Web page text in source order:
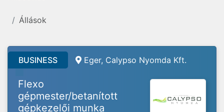
Állások
BUSINESS Eger, Calypso Nyomda Kft.
Flexo
gépmester/betanított
gépkezelői munka